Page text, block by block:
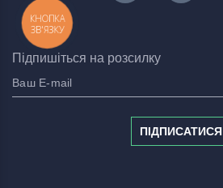
Підпишіться на розсилку
ПІДПИСАТИСЯ
КНОПКА
ЗВ'ЯЗКУ